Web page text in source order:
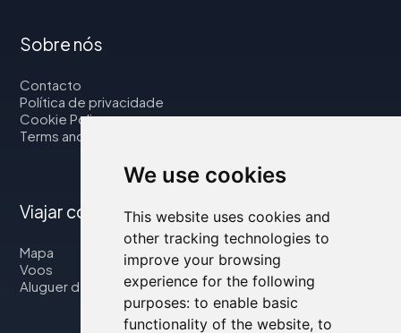
We use cookies
This website uses cookies and
other tracking technologies to
improve your browsing
experience for the following
purposes: to enable basic
functionality of the website, to
Sobre nós
Contacto
Política de privacidade
Cookie Policy
Terms and Conditions
Viajar connosco
Mapa
Voos
Aluguer de automóveis